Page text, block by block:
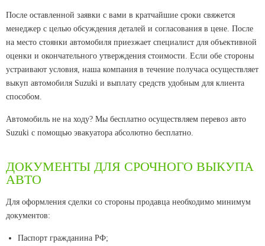
После оставленной заявки с вами в кратчайшие сроки свяжется
менеджер с целью обсуждения деталей и согласования в цене. После
на место стоянки автомобиля приезжает специалист для объективной
оценки и окончательного утверждения стоимости. Если обе стороны
устраивают условия, наша компания в течение получаса осуществляет
выкуп автомобиля Suzuki и выплату средств удобным для клиента
способом.
Автомобиль не на ходу? Мы бесплатно осуществляем перевоз авто
Suzuki с помощью эвакуатора абсолютно бесплатно.
ДОКУМЕНТЫ ДЛЯ СРОЧНОГО ВЫКУПА
АВТО
Для оформления сделки со стороны продавца необходимо минимум
документов:
Паспорт гражданина РФ;